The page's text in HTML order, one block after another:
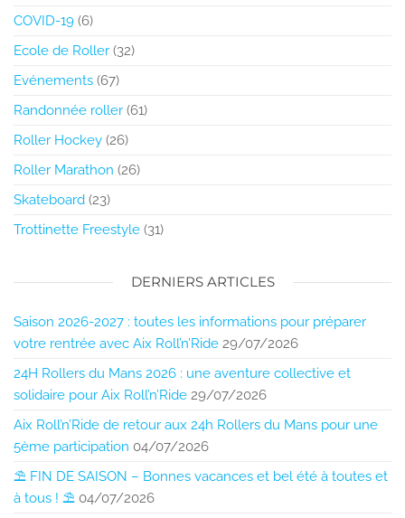
COVID-19 (6)
Ecole de Roller (32)
Evénements (67)
Randonnée roller (61)
Roller Hockey (26)
Roller Marathon (26)
Skateboard (23)
Trottinette Freestyle (31)
DERNIERS ARTICLES
Saison 2026-2027 : toutes les informations pour préparer
votre rentrée avec Aix Roll’n’Ride 29/07/2026
24H Rollers du Mans 2026 : une aventure collective et
solidaire pour Aix Roll’n’Ride 29/07/2026
Aix Roll’n’Ride de retour aux 24h Rollers du Mans pour une
5ème participation 04/07/2026
⛱️ FIN DE SAISON – Bonnes vacances et bel été à toutes et
à tous ! ⛱️ 04/07/2026